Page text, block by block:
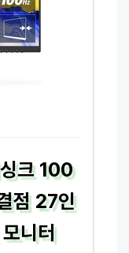
크 100
점 27인
니터